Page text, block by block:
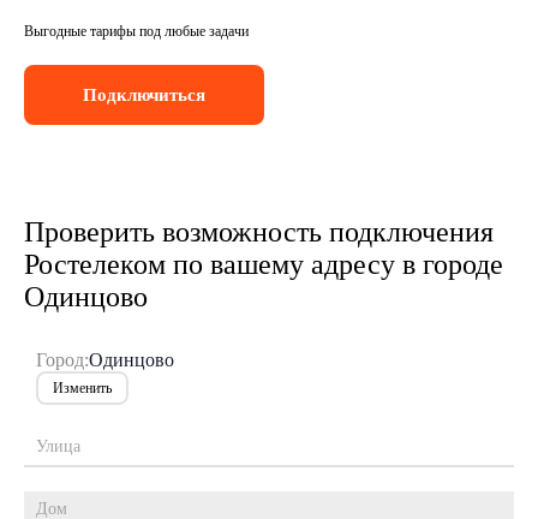
Выгодные тарифы под любые задачи
Подключиться
Проверить возможность подключения
Ростелеком по вашему адресу в городе
Одинцово
Город:Одинцово
Изменить